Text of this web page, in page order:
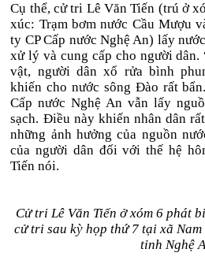
Cụ thể, cử tri Lê Văn Tiến (trú ở
xúc: Trạm bơm nước Cầu Mượu
ty CP Cấp nước Nghệ An) lấy
xử lý và cung cấp cho người dân.
vật, người dân xổ rửa bình
khiến cho nước sông Đào rất
Cấp nước Nghệ An vẫn lấy
sạch. Điều này khiến nhân dân
những ảnh hưởng của nguồn
của người dân đối với thế hệ
Tiến nói.
Cử tri Lê Văn Tiến ở xóm 6 phát
cử tri sau kỳ họp thứ 7 tại xã
tỉnh Nghệ